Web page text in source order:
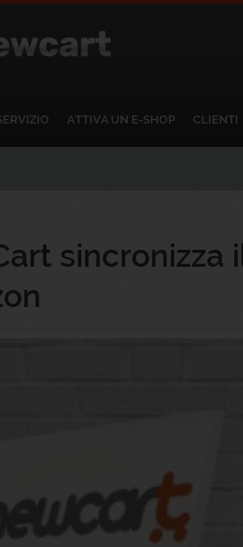
ATTIVA UN E-SHOP CLIENTI
sincronizza
Potrai disiscriverti
ciascuna email.